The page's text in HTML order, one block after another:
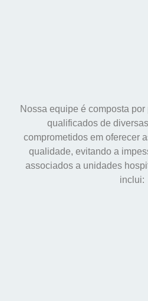
Nossa equipe é composta
qualificados de
comprometidos em oferecer
qualidade, evitando a
associados a unidades
inclui: